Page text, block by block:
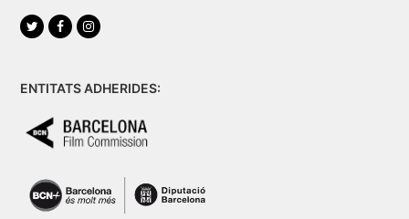
TwitterFacebookInstagram
ENTITATS ADHERIDES: